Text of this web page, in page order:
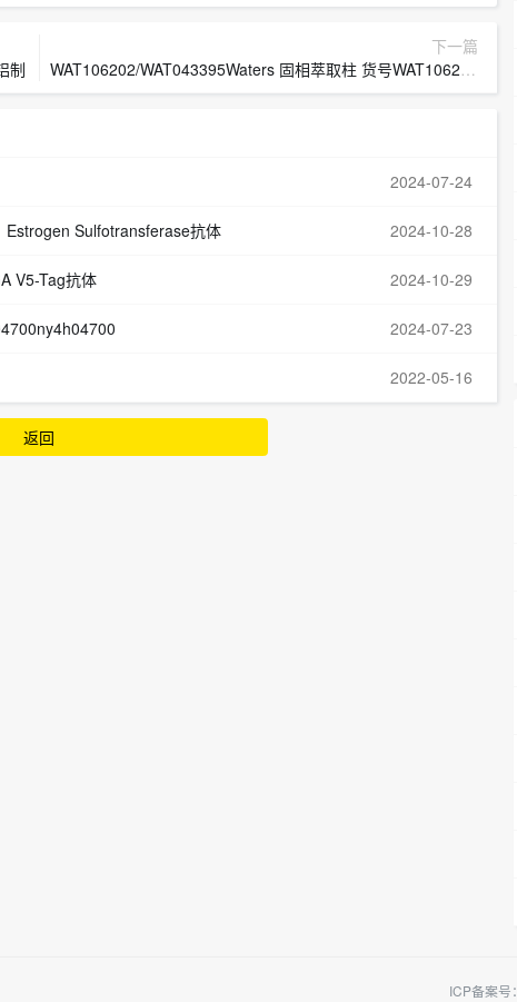
制
下一篇
WAT106202/WAT043395Waters 固相萃取柱 货号WAT106202/043395
2024-07-24
Sulfotransferase抗体 2024-10-28
V5-Tag抗体 2024-10-29
2024-07-23
2022-05-16
返回
ICP备案号：